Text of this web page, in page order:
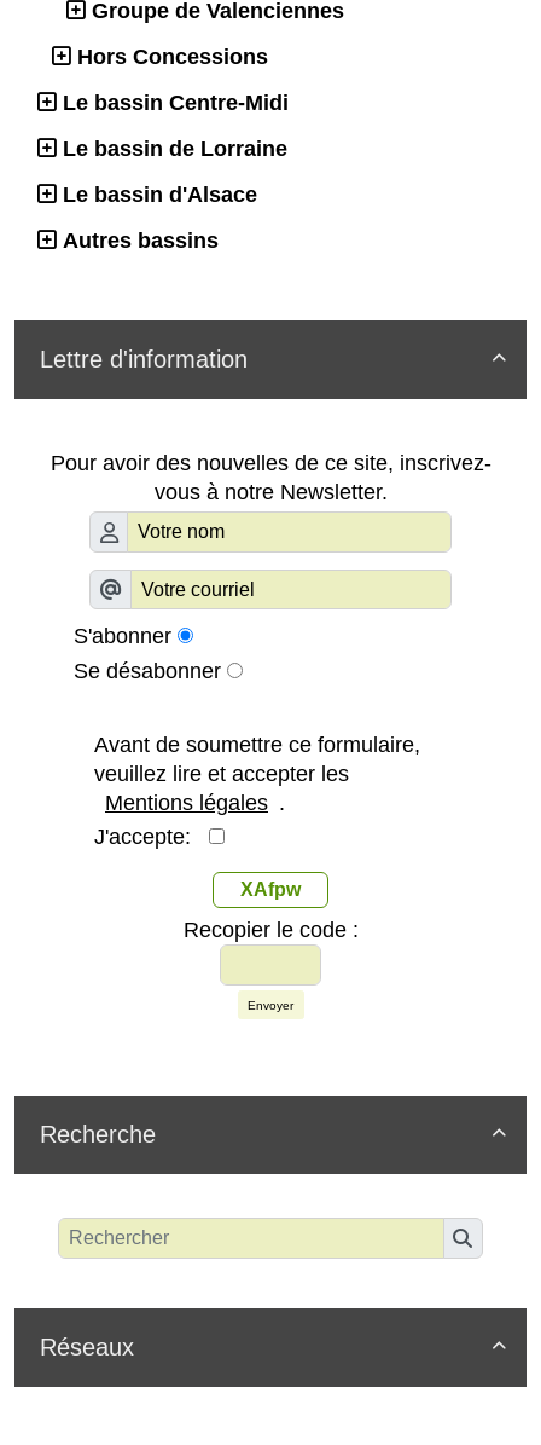
Groupe de Valenciennes
Hors Concessions
Le bassin Centre-Midi
Le bassin de Lorraine
Le bassin d'Alsace
Autres bassins

Lettre d'information
Pour avoir des nouvelles de ce site, inscrivez-
vous à notre Newsletter.
S'abonner
Se désabonner
Avant de soumettre ce formulaire,
veuillez lire et accepter les
Mentions légales .
J'accepte:
XAfpw
Recopier le code :
Envoyer

Recherche

Réseaux